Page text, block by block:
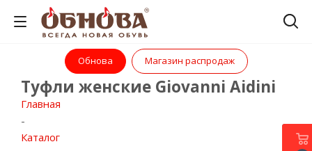
Обнова Магазин распродаж
Туфли женские Giovanni Aidini
Главная
-
Каталог